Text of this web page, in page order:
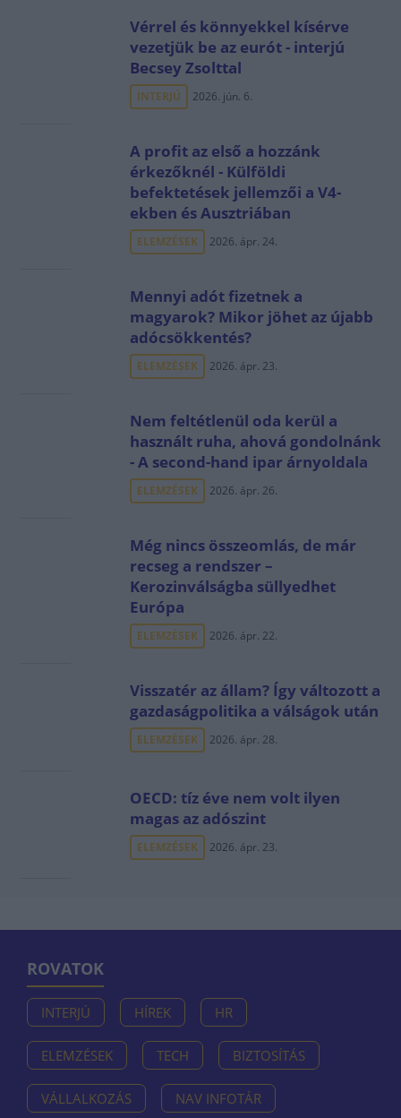
Vérrel és könnyekkel kísérve
vezetjük be az eurót - interjú
Becsey Zsolttal
INTERJÚ 2026. jún. 6.
A profit az első a hozzánk
érkezőknél - Külföldi
befektetések jellemzői a V4-
ekben és Ausztriában
ELEMZÉSEK 2026. ápr. 24.
Mennyi adót fizetnek a
magyarok? Mikor jöhet az újabb
adócsökkentés?
ELEMZÉSEK 2026. ápr. 23.
Nem feltétlenül oda kerül a
használt ruha, ahová gondolnánk
- A second-hand ipar árnyoldala
ELEMZÉSEK 2026. ápr. 26.
Még nincs összeomlás, de már
recseg a rendszer –
Kerozinválságba süllyedhet
Európa
ELEMZÉSEK 2026. ápr. 22.
Visszatér az állam? Így változott a
gazdaságpolitika a válságok után
ELEMZÉSEK 2026. ápr. 28.
OECD: tíz éve nem volt ilyen
magas az adószint
ELEMZÉSEK 2026. ápr. 23.
ROVATOK
INTERJÚ HÍREK HR
ELEMZÉSEK TECH BIZTOSÍTÁS
VÁLLALKOZÁS NAV INFOTÁR